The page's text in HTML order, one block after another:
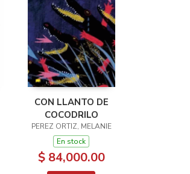
CON LLANTO DE
COCODRILO
PEREZ ORTIZ, MELANIE
En stock
$ 84,000.00